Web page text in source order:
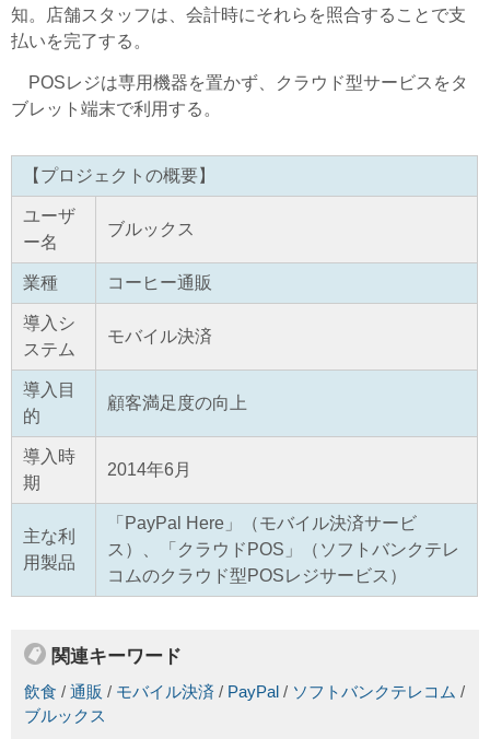
知。店舗スタッフは、会計時にそれらを照合することで支
払いを完了する。
POSレジは専用機器を置かず、クラウド型サービスをタ
ブレット端末で利用する。
【プロジェクトの概要】
ユーザ
ー名
ブルックス
業種 コーヒー通販
導入シ
ステム
モバイル決済
導入目
的
顧客満足度の向上
導入時
期
2014年6月
主な利
用製品
「PayPal Here」（モバイル決済サービ
ス）、「クラウドPOS」（ソフトバンクテレ
コムのクラウド型POSレジサービス）
関連キーワード
飲食 / 通販 / モバイル決済 / PayPal / ソフトバンクテレコム /
ブルックス